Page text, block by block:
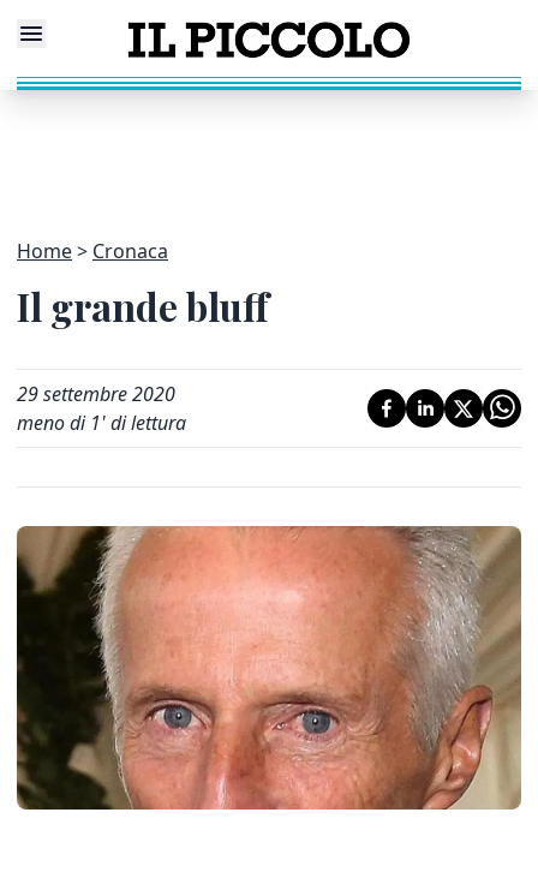
Home Cronaca
Il grande bluff
29 settembre 2020
meno di 1' di lettura